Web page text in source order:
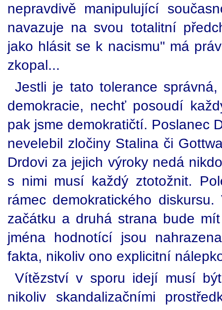
nepravdivě manipulující
navazuje na svou totalitní
jako hlásit se k nacismu" má
zkopal...
Jestli je tato tolerance
demokracie, nechť posoudí
pak jsme demokratičtí. Poslanec
nevelebil zločiny Stalina či
Drdovi za jejich výroky nedá
s nimi musí každý ztotožnit.
rámec demokratického
začátku a druhá strana bude
jména hodnotící jsou
fakta, nikoliv ono explicitní
Vítězství v sporu idejí musí
nikoliv skandalizačními